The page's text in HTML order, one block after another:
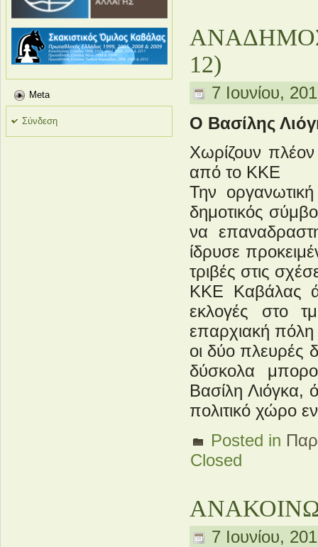
Meta
Σύνδεση
12)
7 Ιουνίου,
Ο Βασίλης
Χωρίζουν
από το ΚΚΕ
Την
δημοτικός
να
ίδρυσε
τριβές στις
ΚΚΕ Καβάλας
εκλογές στο
επαρχιακή πόλη
οι δύο πλευρές
δύσκολα
Βασίλη Λιόγκα,
πολιτικό χώρο
Posted in
Closed
7 Ιουνίου,